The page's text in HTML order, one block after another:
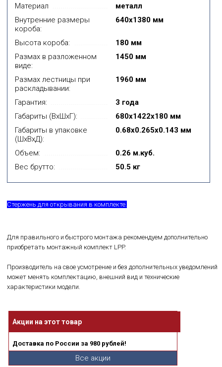
Материал
металл
Внутренние размеры
короба:
640х1380 мм
Высота короба:
180 мм
Размах в разложенном
виде:
1450 мм
Размах лестницы при
раскладывании:
1960 мм
Гарантия:
3 года
Габариты (ВxШxГ):
680х1422х180 мм
Габариты в упаковке
(ШхВхД):
0.68x0.265x0.143 мм
Объем:
0.26 м.куб.
Вес брутто:
50.5 кг
Стержень для открывания в комплекте.
Для правильного и быстрого монтажа рекомендуем дополнительно
приобретать монтажный комплект LPP.
Производитель на свое усмотрение и без дополнительных уведомлений
может менять комплектацию, внешний вид и технические
характеристики модели.
Акции на этот товар
Доставка по России за 980 рублей!
Все акции